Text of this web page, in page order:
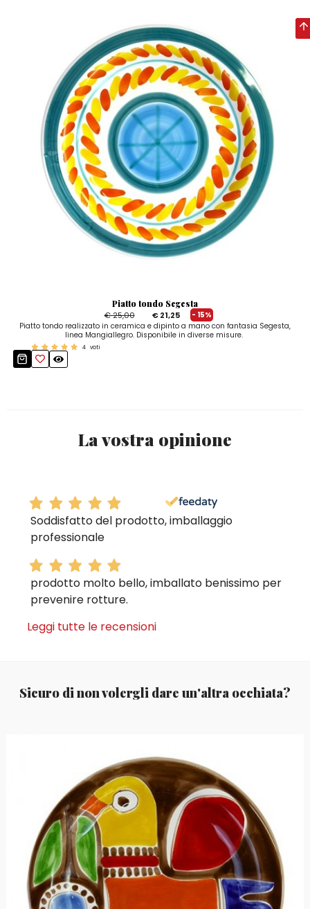
Piatto tondo Segesta
€ 25,00
€ 21,25
- 15%
Piatto tondo realizzato in ceramica e dipinto a mano con fantasia Segesta,
linea Mangiallegro. Disponibile in diverse misure.
4 voti
La vostra opinione
Soddisfatto del prodotto, imballaggio
professionale
prodotto molto bello, imballato benissimo per
prevenire rotture.
Leggi tutte le recensioni
Sicuro di non volergli dare un'altra occhiata?